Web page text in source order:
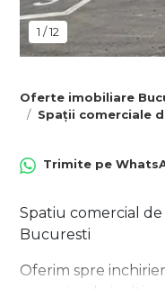
1 /12
Oferte imobiliare
Spații comerciale
Trimite pe
Spatiu comercial de
Bucuresti
Oferim spre
cu regim de